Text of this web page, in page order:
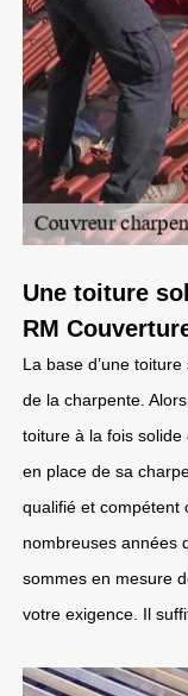
Une toiture
RM
La base d’une
de la charpente.
toiture à la fois
en place de sa
qualifié et compétent
nombreuses années
sommes en mesure
votre exigence. Il